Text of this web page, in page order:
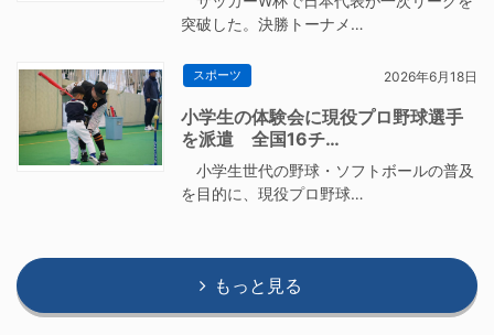
突破した。決勝トーナメ…
スポーツ 2026年6月18日
小学生の体験会に現役プロ野球選手
を派遣 全国16チ…
小学生世代の野球・ソフトボールの普及
を目的に、現役プロ野球…
もっと見る